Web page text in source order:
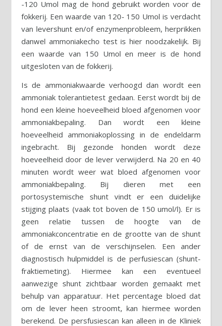
-120 Umol mag de hond gebruikt worden voor de
fokkerij. Een waarde van 120- 150 Umol is verdacht
van levershunt en/of enzymenprobleem, herprikken
danwel ammoniakecho test is hier noodzakelijk. Bij
een waarde van 150 Umol en meer is de hond
uitgesloten van de fokkerij.
Is de ammoniakwaarde verhoogd dan wordt een
ammoniak tolerantietest gedaan. Eerst wordt bij de
hond een kleine hoeveelheid bloed afgenomen voor
ammoniakbepaling. Dan wordt een kleine
hoeveelheid ammoniakoplossing in de endeldarm
ingebracht. Bij gezonde honden wordt deze
hoeveelheid door de lever verwijderd. Na 20 en 40
minuten wordt weer wat bloed afgenomen voor
ammoniakbepaling. Bij dieren met een
portosystemische shunt vindt er een duidelijke
stijging plaats (vaak tot boven de 150 umol/l). Er is
geen relatie tussen de hoogte van de
ammoniakconcentratie en de grootte van de shunt
of de ernst van de verschijnselen. Een ander
diagnostisch hulpmiddel is de perfusiescan (shunt-
fraktiemeting). Hiermee kan een eventueel
aanwezige shunt zichtbaar worden gemaakt met
behulp van apparatuur. Het percentage bloed dat
om de lever heen stroomt, kan hiermee worden
berekend. De persfusiescan kan alleen in de Kliniek